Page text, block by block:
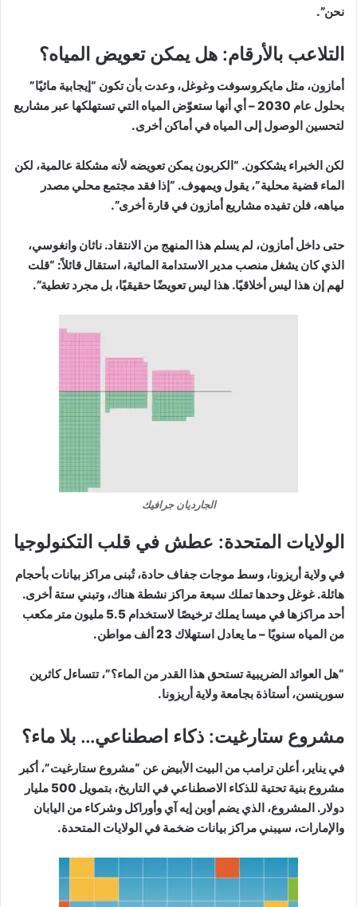
نحن”.
التلاعب بالأرقام: هل يمكن تعويض المياه؟
أمازون، مثل مايكروسوفت وغوغل، وعدت بأن تكون “إيجابية مائيًا”
بحلول عام 2030 – أي أنها ستعوّض المياه التي تستهلكها عبر مشاريع
لتحسين الوصول إلى المياه في أماكن أخرى.
لكن الخبراء يشككون. “الكربون يمكن تعويضه لأنه مشكلة عالمية، لكن
الماء قضية محلية”، يقول ويمهوف. “إذا فقد مجتمع محلي مصدر
مياهه، فلن تفيده مشاريع أمازون في قارة أخرى”.
حتى داخل أمازون، لم يسلم هذا المنهج من الانتقاد. ناثان وانغوسي،
الذي كان يشغل منصب مدير الاستدامة المائية، استقال قائلاً: “قلت
لهم إن هذا ليس أخلاقيًا. هذا ليس تعويضًا حقيقيًا، بل مجرد تغطية”.
الجارديان جرافيك
الولايات المتحدة: عطش في قلب التكنولوجيا
في ولاية أريزونا، وسط موجات جفاف حادة، تُبنى مراكز بيانات بأحجام
هائلة. غوغل وحدها تملك سبعة مراكز نشطة هناك، وتبني ستة أخرى.
أحد مراكزها في ميسا يملك ترخيصًا لاستخدام 5.5 مليون متر مكعب
من المياه سنويًا – ما يعادل استهلاك 23 ألف مواطن.
“هل العوائد الضريبية تستحق هذا القدر من الماء؟”، تتساءل كاثرين
سورينسن، أستاذة بجامعة ولاية أريزونا.
مشروع ستارغيت: ذكاء اصطناعي… بلا ماء؟
في يناير، أعلن ترامب من البيت الأبيض عن “مشروع ستارغيت”، أكبر
مشروع بنية تحتية للذكاء الاصطناعي في التاريخ، بتمويل 500 مليار
دولار. المشروع، الذي يضم أوبن إيه آي وأوراكل وشركاء من اليابان
والإمارات، سيبني مراكز بيانات ضخمة في الولايات المتحدة.